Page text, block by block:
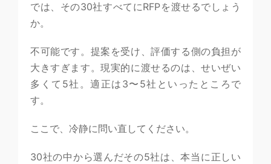
では、その30社すべてにRFPを渡せるでしょう
か。
不可能です。提案を受け、評価する側の負担が
大きすぎます。現実的に渡せるのは、せいぜい
多くて5社。適正は3〜5社といったところで
す。
ここで、冷静に問い直してください。
30社の中から選んだその5社は、本当に正しい